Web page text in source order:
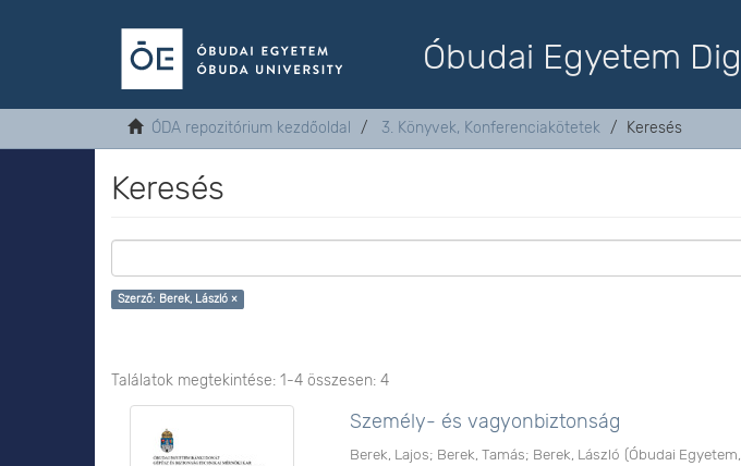
Óbudai Egyetem
ÓDA repozitórium kezdőoldal 3. Könyvek, Konferenciakötetek Keresés
Keresés
Szerző: Berek, László ×
Találatok megtekintése: 1-4 összesen: 4
Személy- és vagyonbiztonság
Berek, Lajos; Berek, Tamás; Berek, László (Óbudai Egyetem